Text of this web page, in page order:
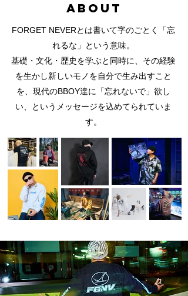
ABOUT
FORGET NEVERとは書いて字のごとく「忘
れるな」という意味。
基礎・文化・歴史を学ぶと同時に、その経験
を生かし新しいモノを自分で生み出すこと
を、現代のBBOY達に「忘れないで」欲し
い、というメッセージを込めてられていま
す。